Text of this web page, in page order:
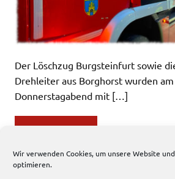
Wir verwenden Cookies, um unsere Website
optimieren.
Der Löschzug Burgsteinfurt sowie
Drehleiter aus Borghorst wurden
Donnerstagabend mit […]
WEITERLESEN
Einsatzbericht